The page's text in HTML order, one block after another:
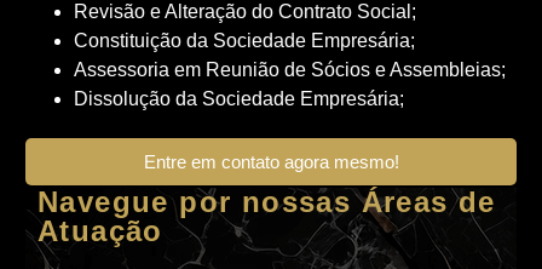
Revisão e Alteração do Contrato Social;
Constituição da Sociedade Empresária;
Assessoria em Reunião de Sócios e Assembleias;
Dissolução da Sociedade Empresária;
Entre em contato agora mesmo!
Navegue por nossas Áreas de
Atuação